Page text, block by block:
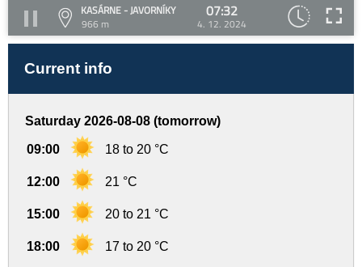
KASÁRNE - JAVORNÍKY
966 m
07:32
4. 12. 2024
Current info
Saturday 2026-08-08 (tomorrow)
09:00 18 to 20 °C
12:00 21 °C
15:00 20 to 21 °C
18:00 17 to 20 °C